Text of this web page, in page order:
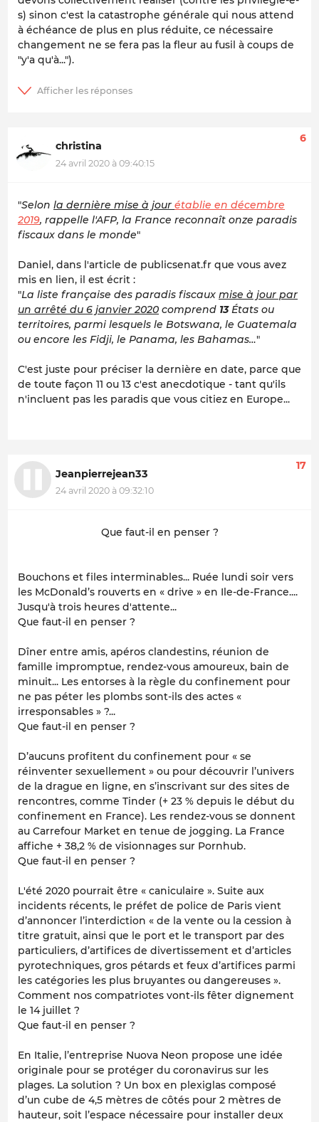
s) sinon c'est la catastrophe générale qui nous attend
à échéance de plus en plus réduite, ce nécessaire
changement ne se fera pas la fleur au fusil à coups de
"y'a qu'à...").
christina
24 avril 2020 à 09:40:15
6
"Selon la dernière mise à jour établie en décembre
2019, rappelle l'AFP, la France reconnaît onze paradis
fiscaux dans le monde"
Daniel, dans l'article de publicsenat.fr que vous avez
mis en lien, il est écrit :
"La liste française des paradis fiscaux mise à jour par
un arrêté du 6 janvier 2020 comprend 13États ou
territoires, parmi lesquels le Botswana, le Guatemala
ou encore les Fidji, le Panama, les Bahamas…"
C'est juste pour préciser la dernière en date, parce que
de toute façon 11 ou 13 c'est anecdotique - tant qu'ils
n'incluent pas les paradis que vous citiez en Europe...
Jeanpierrejean33
24 avril 2020 à 09:32:10
17
Que faut-il en penser ?
Bouchons et files interminables... Ruée lundi soir vers
les McDonald’s rouverts en « drive » en Ile-de-France....
Jusqu'à trois heures d'attente...
Que faut-il en penser ?
Dîner entre amis, apéros clandestins, réunion de
famille impromptue, rendez-vous amoureux, bain de
minuit... Les entorses à la règle du confinement pour
ne pas péter les plombs sont-ils des actes «
irresponsables » ?...
Que faut-il en penser ?
D’aucuns profitent du confinement pour « se
réinventer sexuellement » ou pour découvrir l’univers
de la drague en ligne, en s’inscrivant sur des sites de
rencontres, comme Tinder (+ 23 % depuis le début du
confinement en France). Les rendez-vous se donnent
au Carrefour Market en tenue de jogging. La France
affiche + 38,2 % de visionnages sur Pornhub.
Que faut-il en penser ?
L'été 2020 pourrait être « caniculaire ». Suite aux
incidents récents, le préfet de police de Paris vient
d’annoncer l’interdiction « de la vente ou la cession à
titre gratuit, ainsi que le port et le transport par des
particuliers, d’artifices de divertissement et d’articles
pyrotechniques, gros pétards et feux d’artifices parmi
les catégories les plus bruyantes ou dangereuses ».
Comment nos compatriotes vont-ils fêter dignement
le 14 juillet ?
Que faut-il en penser ?
En Italie, l’entreprise Nuova Neon propose une idée
originale pour se protéger du coronavirus sur les
plages. La solution ? Un box en plexiglas composé
d’un cube de 4,5 mètres de côtés pour 2 mètres de
hauteur, soit l’espace nécessaire pour installer deux